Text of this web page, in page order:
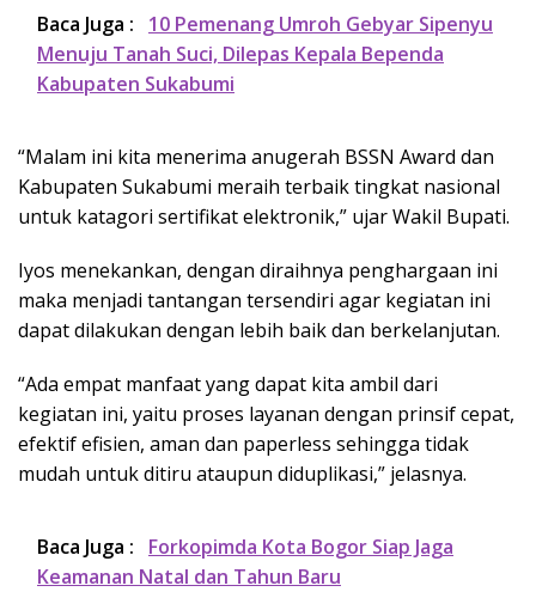
Baca Juga :
10 Pemenang Umroh Gebyar Sipenyu
Menuju Tanah Suci, Dilepas Kepala Bependa
Kabupaten Sukabumi
“Malam ini kita menerima anugerah BSSN Award dan
Kabupaten Sukabumi meraih terbaik tingkat nasional
untuk katagori sertifikat elektronik,” ujar Wakil Bupati.
Iyos menekankan, dengan diraihnya penghargaan ini
maka menjadi tantangan tersendiri agar kegiatan ini
dapat dilakukan dengan lebih baik dan berkelanjutan.
“Ada empat manfaat yang dapat kita ambil dari
kegiatan ini, yaitu proses layanan dengan prinsif cepat,
efektif efisien, aman dan paperless sehingga tidak
mudah untuk ditiru ataupun diduplikasi,” jelasnya.
Baca Juga :
Forkopimda Kota Bogor Siap Jaga
Keamanan Natal dan Tahun Baru